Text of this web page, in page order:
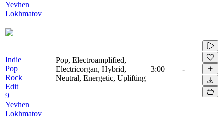
Yevhen
Lokhmatov
Indie
Pop
Rock
Edit
9
Yevhen
Lokhmatov
Pop, Electroamplified,
Electricorgan, Hybrid,
Neutral, Energetic, Uplifting
3:00 -